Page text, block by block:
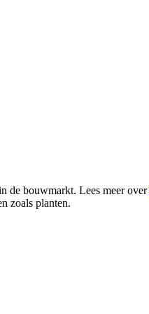
de bouwmarkt. Lees meer over
zoals planten.